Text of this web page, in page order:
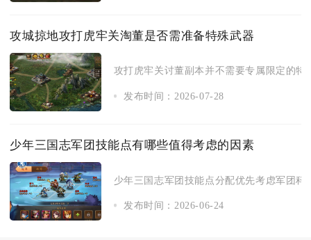
攻城掠地攻打虎牢关淘董是否需准备特殊武器
攻打虎牢关讨董副本并不需要专属限定的
发布时间：2026-07-28
少年三国志军团技能点有哪些值得考虑的因素
少年三国志军团技能点分配优先考虑军团
发布时间：2026-06-24